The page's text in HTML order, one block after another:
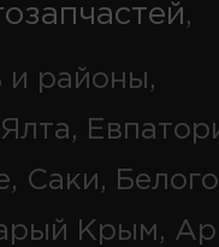
,
районы,
Саки,
Крым,